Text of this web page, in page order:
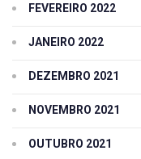
FEVEREIRO 2022
JANEIRO 2022
DEZEMBRO 2021
NOVEMBRO 2021
OUTUBRO 2021